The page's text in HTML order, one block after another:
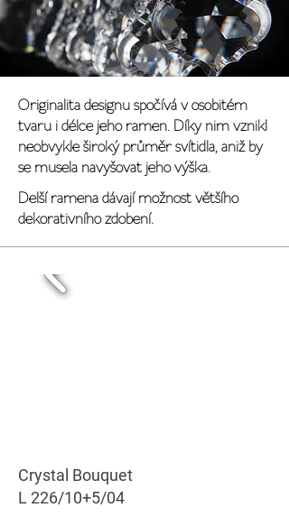
Originalita designu spočívá v osobitém
tvaru i délce jeho ramen. Díky nim vznikl
neobvykle široký průměr svítidla, aniž by
se musela navyšovat jeho výška.
Delší ramena dávají možnost většího
dekorativního zdobení.
Crystal Bouquet
L 226/10+5/04